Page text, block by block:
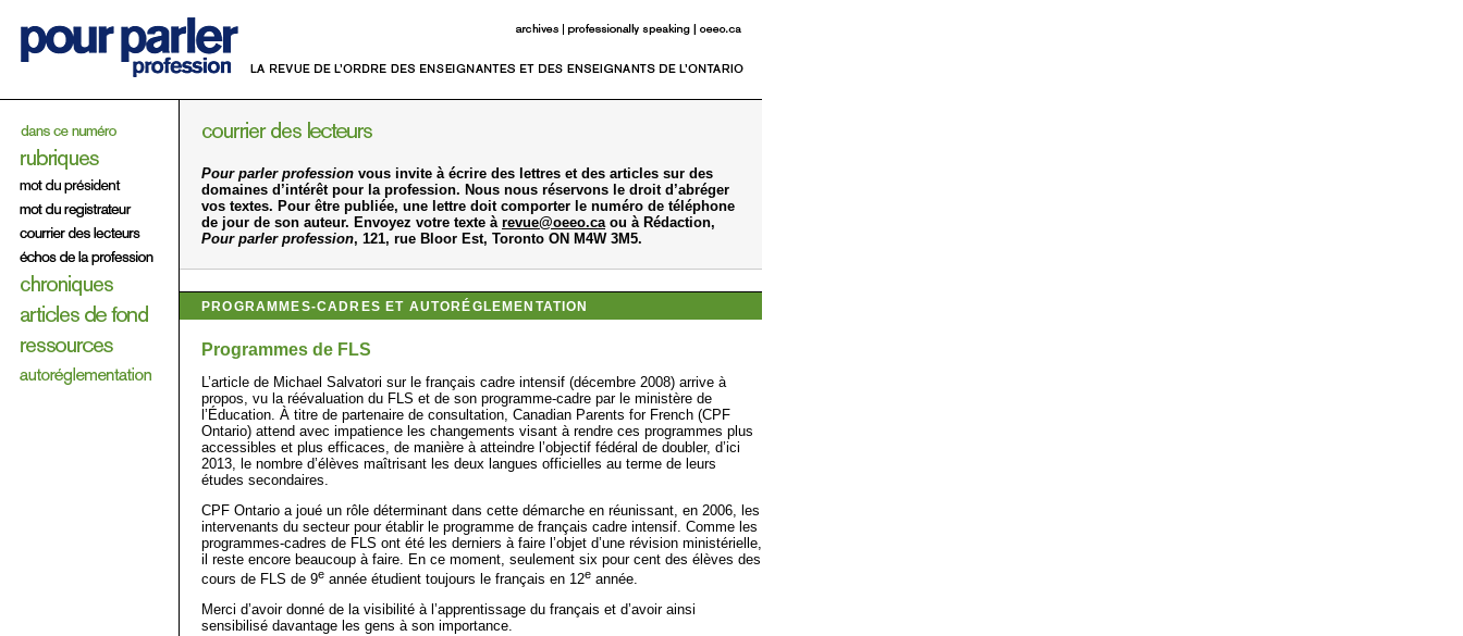
Pour parler profession vous invite à écrire des lettres et des articles sur des
domaines d’intérêt pour la profession. Nous nous réservons le droit d’abréger
vos textes. Pour être publiée, une lettre doit comporter le numéro de téléphone
de jour de son auteur. Envoyez votre texte à revue@oeeo.caou à Rédaction,
Pour parler profession, 121, rue Bloor Est, Toronto ON M4W 3M5.
PROGRAMMES-CADRES ET AUTORÉGLEMENTATION
Programmes de FLS
L’article de Michael Salvatori sur le français cadre intensif (décembre 2008) arrive à
propos, vu la réévaluation du FLS et de son programme-cadre par le ministère de
l’Éducation. À titre de partenaire de consultation, Canadian Parents for French (CPF
Ontario) attend avec impatience les changements visant à rendre ces programmes plus
accessibles et plus efficaces, de manière à atteindre l’objectif fédéral de doubler, d’ici
2013, le nombre d’élèves maîtrisant les deux langues officielles au terme de leurs
études secondaires.
CPF Ontario a joué un rôle déterminant dans cette démarche en réunissant, en 2006, les
intervenants du secteur pour établir le programme de français cadre intensif. Comme les
programmes-cadres de FLS ont été les derniers à faire l’objet d’une révision ministérielle,
il reste encore beaucoup à faire. En ce moment, seulement six pour cent des élèves des
cours de FLS de 9e année étudient toujours le français en 12e année.
Merci d’avoir donné de la visibilité à l’apprentissage du français et d’avoir ainsi
sensibilisé davantage les gens à son importance.